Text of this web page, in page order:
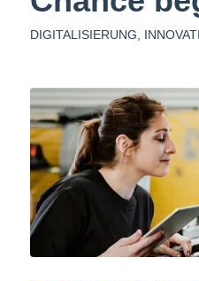
DIGITALISIERUNG